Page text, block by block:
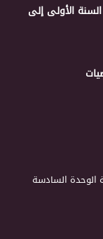
الأولى إلى
الوحدة السادسة